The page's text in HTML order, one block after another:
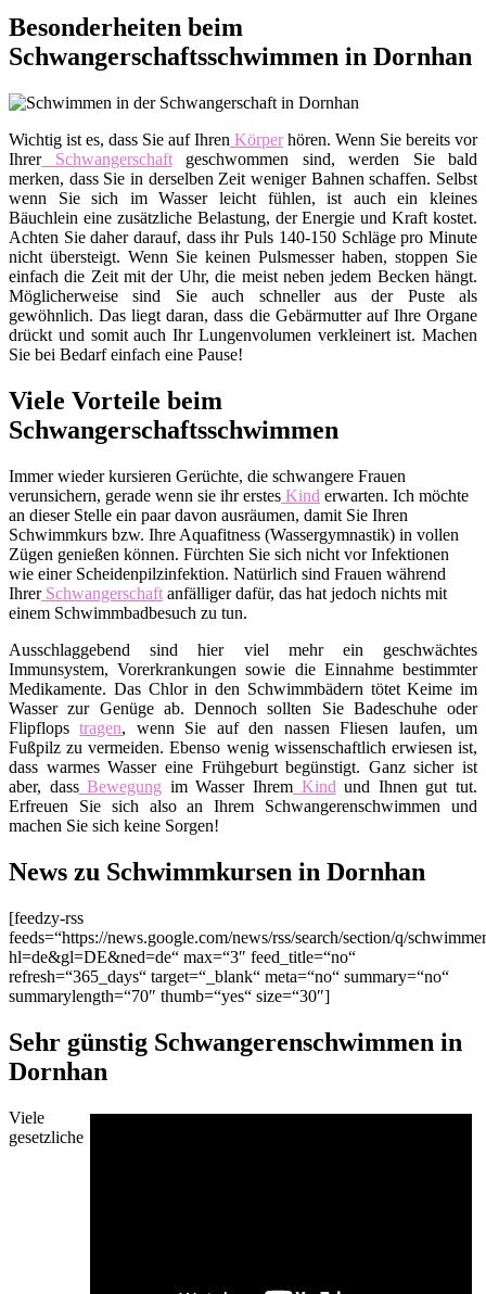
Besonderheiten beim
Schwangerschaftsschwimmen in Dornhan
Wichtig ist es, dass Sie auf Ihren Körperhören. Wenn Sie bereits vor
IhrerSchwangerschaftgeschwommen sind, werden Sie bald
merken, dass Sie in derselben Zeit weniger Bahnen schaffen. Selbst
wenn Sie sich im Wasser leicht fühlen, ist auch ein kleines
Bäuchlein eine zusätzliche Belastung, der Energie und Kraft kostet.
Achten Sie daher darauf, dass ihr Puls 140-150 Schläge pro Minute
nicht übersteigt. Wenn Sie keinen Pulsmesser haben, stoppen Sie
einfach die Zeit mit der Uhr, die meist neben jedem Becken hängt.
Möglicherweise sind Sie auch schneller aus der Puste als
gewöhnlich. Das liegt daran, dass die Gebärmutter auf Ihre Organe
drückt und somit auch Ihr Lungenvolumen verkleinert ist. Machen
Sie bei Bedarf einfach eine Pause!
Viele Vorteile beim
Schwangerschaftsschwimmen
Immer wieder kursieren Gerüchte, die schwangere Frauen
verunsichern, gerade wenn sie ihr erstes Kind erwarten. Ich möchte
an dieser Stelle ein paar davon ausräumen, damit Sie Ihren
Schwimmkurs bzw. Ihre Aquafitness (Wassergymnastik) in vollen
Zügen genießen können. Fürchten Sie sich nicht vor Infektionen
wie einer Scheidenpilzinfektion. Natürlich sind Frauen während
IhrerSchwangerschaft anfälliger dafür, das hat jedoch nichts mit
einem Schwimmbadbesuch zu tun.
Ausschlaggebend sind hier viel mehr ein geschwächtes
Immunsystem, Vorerkrankungen sowie die Einnahme bestimmter
Medikamente. Das Chlor in den Schwimmbädern tötet Keime im
Wasser zur Genüge ab. Dennoch sollten Sie Badeschuhe oder
Flipflopstragen, wenn Sie auf den nassen Fliesen laufen, um
Fußpilz zu vermeiden. Ebenso wenig wissenschaftlich erwiesen ist,
dass warmes Wasser eine Frühgeburt begünstigt. Ganz sicher ist
aber, dassBewegung im Wasser Ihrem Kind und Ihnen gut tut.
Erfreuen Sie sich also an Ihrem Schwangerenschwimmen und
machen Sie sich keine Sorgen!
News zu Schwimmkursen in Dornhan
[feedzy-rss
feeds=“https://news.google.com/news/rss/search/section/q/
hl=de&gl=DE&ned=de“ max=“3″ feed_title=“no“
refresh=“365_days“ target=“_blank“ meta=“no“ summary=“no“
summarylength=“70″ thumb=“yes“ size=“30″]
Sehr günstig Schwangerenschwimmen in
Dornhan
Viele
gesetzliche